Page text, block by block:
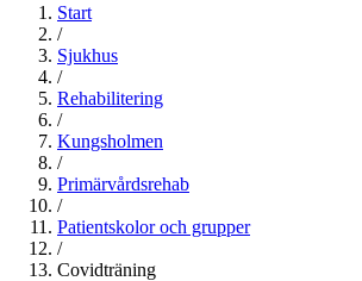
Start
/
Sjukhus
/
Rehabilitering
/
Kungsholmen
/
Primärvårdsrehab
/
Patientskolor och grupper
/
Covidträning